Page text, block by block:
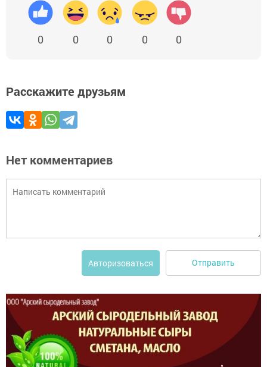
0 0 0 0 0
Расскажите друзьям
Нет комментариев
Авторизоваться Отправить